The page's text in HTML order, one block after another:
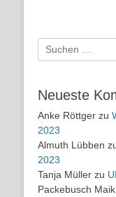
Suchen
nach:
Neueste
Anke Röttger zu
2023
Almuth Lübben
2023
Tanja Müller zu
Packebusch Maik